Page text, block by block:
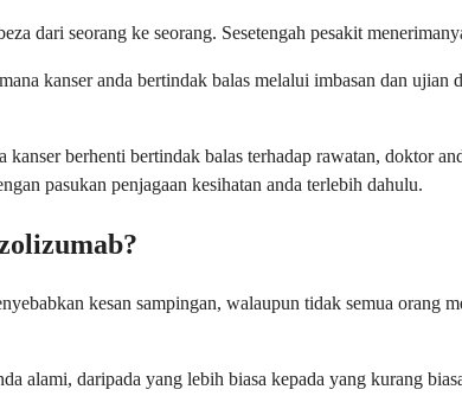
dari seorang ke seorang. Sesetengah pesakit
kanser anda bertindak balas melalui imbasan dan
kanser berhenti bertindak balas terhadap rawatan, doktor
pasukan penjagaan kesihatan anda terlebih dahulu.
kesan sampingan, walaupun tidak semua
alami, daripada yang lebih biasa kepada yang kurang